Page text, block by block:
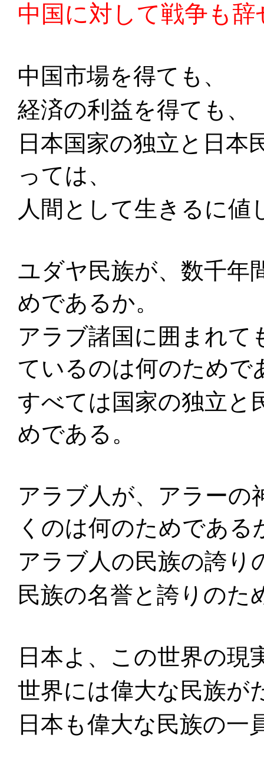
中国に対して戦争も
中国市場を得ても、
経済の利益を得ても、
日本国家の独立と日本
っては、
人間として生きるに値
ユダヤ民族が、数千年
めであるか。
アラブ諸国に囲まれて
ているのは何のためで
すべては国家の独立と
めである。
アラブ人が、アラーの
くのは何のためである
アラブ人の民族の誇り
民族の名誉と誇りのた
日本よ、この世界の現
世界には偉大な民族が
日本も偉大な民族の一